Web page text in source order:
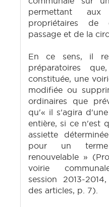
permettant
propriétaires de
passage et de la
En ce sens, il
préparatoires
constituée, une
modifiée ou
ordinaires que
qu'« il s'agira
entière, si ce n'est
assiette
pour un terme
renouvelable »
voirie
session 2013-
des articles, p. 7).